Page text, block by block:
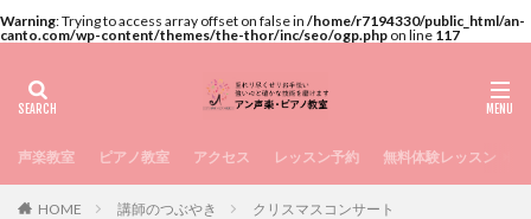
Warning: Trying to access array offset on false in /home/r7194330/public_html/an-
canto.com/wp-content/themes/the-thor/inc/seo/ogp.php on line 117
声楽教室 ピアノ教室 アクセス レッスン予約 無料体験レッスン
HOME 講師のつぶやき クリスマスコンサート